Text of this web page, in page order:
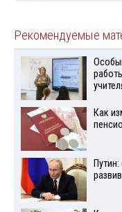
Рекомендуемые
Как